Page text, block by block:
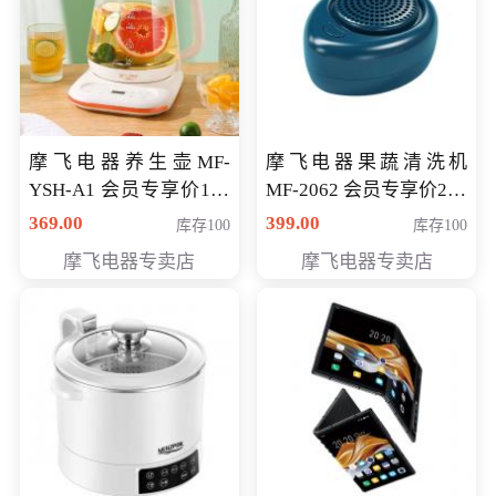
摩飞电器养生壶MF-
YSH-A1 会员专享价198
元
369.00 库存100
摩飞电器专卖店
摩飞电器果蔬清洗机
MF-2062 会员专享价268
元
399.00 库存100
摩飞电器专卖店